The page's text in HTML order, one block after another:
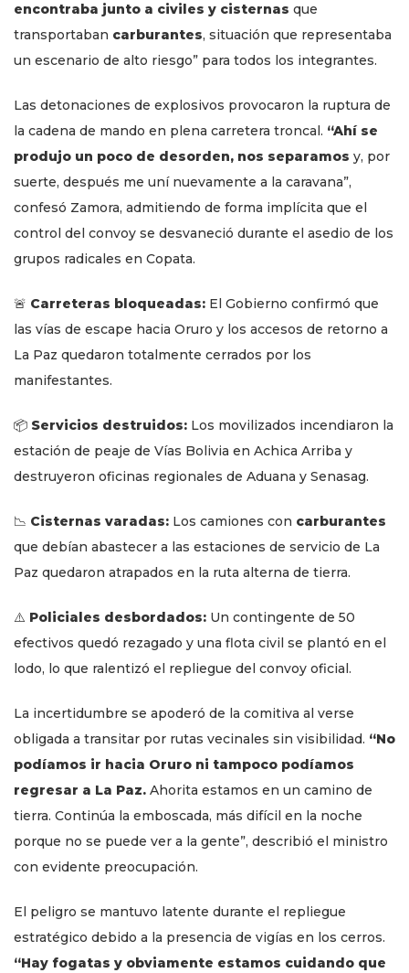
encontraba junto a civiles y cisternas que
transportaban carburantes, situación que representaba
un escenario de alto riesgo” para todos los integrantes.
Las detonaciones de explosivos provocaron la ruptura de
la cadena de mando en plena carretera troncal. “Ahí se
produjo un poco de desorden, nos separamos y, por
suerte, después me uní nuevamente a la caravana”,
confesó Zamora, admitiendo de forma implícita que el
control del convoy se desvaneció durante el asedio de los
grupos radicales en Copata.
🚨 Carreteras bloqueadas: El Gobierno confirmó que
las vías de escape hacia Oruro y los accesos de retorno a
La Paz quedaron totalmente cerrados por los
manifestantes.
📦 Servicios destruidos: Los movilizados incendiaron la
estación de peaje de Vías Bolivia en Achica Arriba y
destruyeron oficinas regionales de Aduana y Senasag.
📉 Cisternas varadas: Los camiones con carburantes
que debían abastecer a las estaciones de servicio de La
Paz quedaron atrapados en la ruta alterna de tierra.
⚠️ Policiales desbordados: Un contingente de 50
efectivos quedó rezagado y una flota civil se plantó en el
lodo, lo que ralentizó el repliegue del convoy oficial.
La incertidumbre se apoderó de la comitiva al verse
obligada a transitar por rutas vecinales sin visibilidad. “No
podíamos ir hacia Oruro ni tampoco podíamos
regresar a La Paz. Ahorita estamos en un camino de
tierra. Continúa la emboscada, más difícil en la noche
porque no se puede ver a la gente”, describió el ministro
con evidente preocupación.
El peligro se mantuvo latente durante el repliegue
estratégico debido a la presencia de vigías en los cerros.
“Hay fogatas y obviamente estamos cuidando que